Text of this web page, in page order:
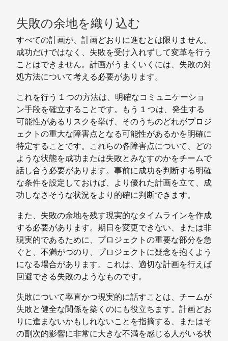
失敗の余地を織り込む
すべての計画が、計画どおりに進むとは限りません。
成功だけではなく、失敗を受け入れずして変革を行う
ことはできません。計画がうまくいくには、失敗の対
処方法について考える必要があります。
これを行う 1 つの方法は、明確なコミュニケーショ
ン手段を確立することです。もう 1 つは、発生する
可能性があるリスクを挙げ、そのうちのどれがプロジ
ェクトの重大な障害点となる可能性があるかを明確に
特定することです。これらの各障害点について、どの
ような状態を成功または失敗とみなすのかをチームで
話し合う必要があります。事前に成功を判断する明確
な条件を設定しておけば、より優れた計画を立て、成
功しなさそうな状況をより的確に判断できます。
また、失敗の余地を残す現実的なタイムラインを作成
する必要があります。期日を変更できない、または非
現実的であるために、プロジェクトの重要な部分を急
ぐと、不満がつのり、プロジェクトに疑念を抱くよう
になる場合があります。これは、適切な計画を行えば
回避できる失敗のようなものです。
失敗について率直かつ現実的に話すことは、チームが
失敗と健全な関係を築くのにも役立ちます。計画どお
りに進まないかもしれないことを指摘する、またはそ
の副次的影響に非常に大きな不満を感じる人がいる状